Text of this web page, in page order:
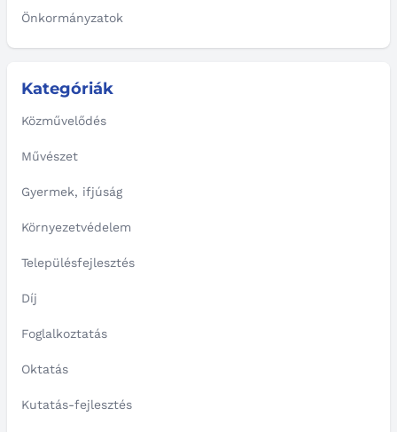
Önkormányzatok
Kategóriák
Közművelődés
Művészet
Gyermek, ifjúság
Környezetvédelem
Településfejlesztés
Díj
Foglalkoztatás
Oktatás
Kutatás-fejlesztés